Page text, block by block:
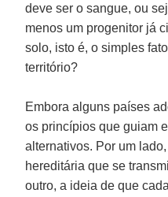
deve ser o sangue, ou
menos um progenitor já
solo, isto é, o simples
território?
Embora alguns países
os princípios que guiam
alternativos. Por um
hereditária que se
outro, a ideia de que